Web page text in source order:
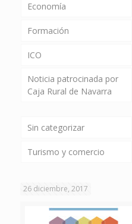
Economía
Formación
ICO
Noticia patrocinada por
Caja Rural de Navarra
Sin categorizar
Turismo y comercio
26 diciembre, 2017